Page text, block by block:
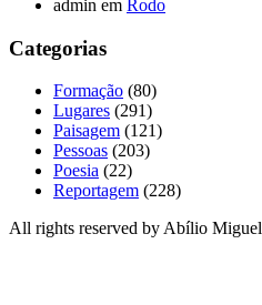
admin em Rodo
Categorias
Formação (80)
Lugares (291)
Paisagem (121)
Pessoas (203)
Poesia (22)
Reportagem (228)
All rights reserved by Abílio Miguel